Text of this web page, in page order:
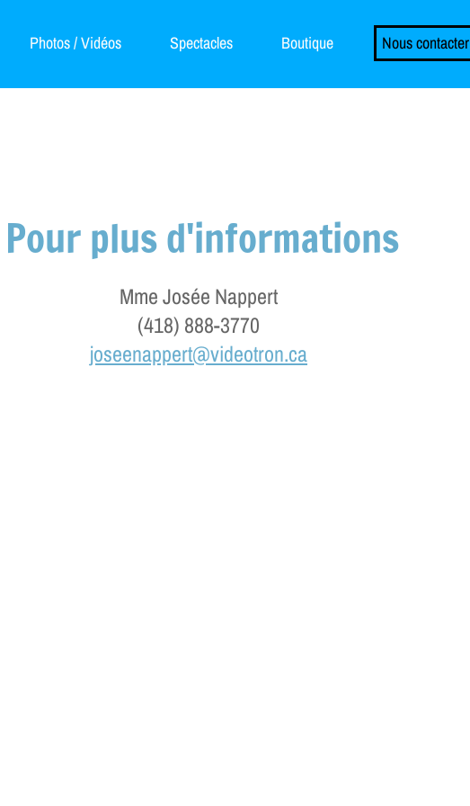
Photos / Vidéos Spectacles Boutique Nous contacter
Pour plus d'informations
Mme Josée Nappert
(418) 888-3770
joseenappert@videotron.ca